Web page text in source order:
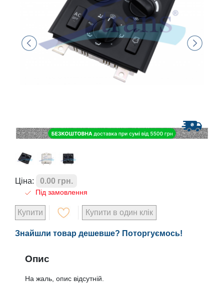
Ціна: 0.00 грн.
Під замовлення
Купити Купити в один клік
Знайшли товар дешевше? Поторгуємось!
Опис
На жаль, опис відсутній.